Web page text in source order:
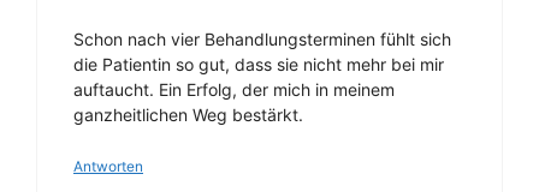
Schon nach vier Behandlungsterminen fühlt sich
die Patientin so gut, dass sie nicht mehr bei mir
auftaucht. Ein Erfolg, der mich in meinem
ganzheitlichen Weg bestärkt.
Antworten